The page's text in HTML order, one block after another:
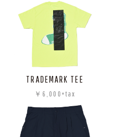
TRADEMARK TEE
￥6,000+tax